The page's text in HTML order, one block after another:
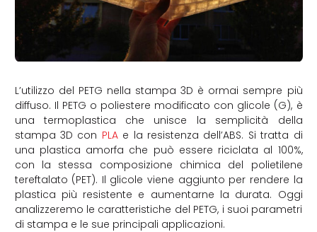
L’utilizzo del PETG nella stampa 3D è ormai sempre più
diffuso. Il PETG o poliestere modificato con glicole (G), è
una termoplastica che unisce la semplicità della
stampa 3D con PLAe la resistenza dell’ABS. Si tratta di
una plastica amorfa che può essere riciclata al 100%,
con la stessa composizione chimica del polietilene
tereftalato (PET). Il glicole viene aggiunto per rendere la
plastica più resistente e aumentarne la durata. Oggi
analizzeremo le caratteristiche del PETG, i suoi parametri
di stampa e le sue principali applicazioni.